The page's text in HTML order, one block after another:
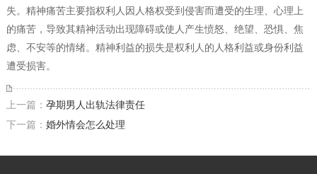
失。精神痛苦主要指权利人因人格权受到侵害而遭受的生理、心理上
的痛苦，导致其精神活动出现障碍或使人产生愤怒、绝望、恐惧、焦
虑、不安等的情绪。精神利益的损失是权利人的人格利益或身份利益
遭受损害。
上一篇： 孕期男人出轨法律责任
下一篇： 婚外情会怎么处理